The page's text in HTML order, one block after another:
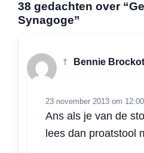
t
s
p
p
e
b
k
k
e
n
t
i
38 gedachten over
Synagoge”
† Bennie
23 november 2013 om 12:00
Ans als je van de
lees dan proatstool